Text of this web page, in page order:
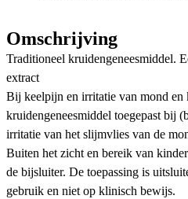
Omschrijving
Traditioneel kruidengeneesmiddel.
extract
Bij keelpijn en irritatie van mond en
kruidengeneesmiddel toegepast bij
irritatie van het slijmvlies van de
Buiten het zicht en bereik van
de bijsluiter. De toepassing is
gebruik en niet op klinisch bewijs.